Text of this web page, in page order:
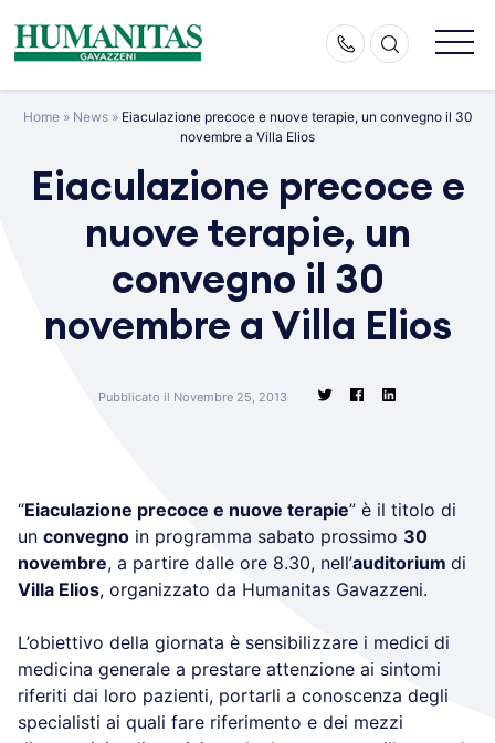
content
Home» News» Eiaculazione precoce e nuove terapie, un convegno il 30
novembre a Villa Elios
Eiaculazione precoce e
nuove terapie, un
convegno il 30
novembre a Villa Elios
Pubblicato il Novembre 25, 2013
“Eiaculazione precoce e nuove terapie” è il titolo di
un convegno in programma sabato prossimo 30
novembre, a partire dalle ore 8.30, nell’auditorium di
Villa Elios, organizzato da Humanitas Gavazzeni.
L’obiettivo della giornata è sensibilizzare i medici di
medicina generale a prestare attenzione ai sintomi
riferiti dai loro pazienti, portarli a conoscenza degli
specialisti ai quali fare riferimento e dei mezzi